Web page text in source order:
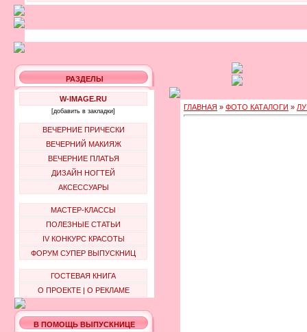
РАЗДЕЛЫ
W-IMAGE.RU
[добавить в закладки]
ВЕЧЕРНИЕ ПРИЧЕСКИ
ВЕЧЕРНИЙ МАКИЯЖ
ВЕЧЕРНИЕ ПЛАТЬЯ
ДИЗАЙН НОГТЕЙ
АКСЕССУАРЫ
МАСТЕР-КЛАССЫ
ПОЛЕЗНЫЕ СТАТЬИ
IV КОНКУРС КРАСОТЫ
ФОРУМ СУПЕР ВЫПУСКНИЦ
ГОСТЕВАЯ КНИГА
О ПРОЕКТЕ| О РЕКЛАМЕ
В ПОМОЩЬ ВЫПУСКНИЦЕ
ГЛАВНАЯ » ФОТО КАТАЛОГИ »